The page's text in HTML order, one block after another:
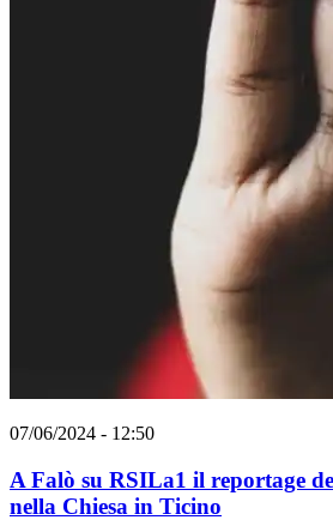
07/06/2024 - 12:50
A Falò su RSILa1 il reportage
nella Chiesa in Ticino